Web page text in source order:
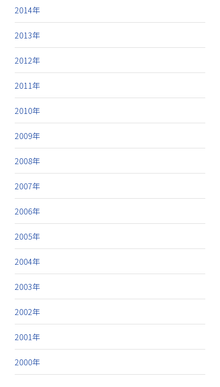
2014年
2013年
2012年
2011年
2010年
2009年
2008年
2007年
2006年
2005年
2004年
2003年
2002年
2001年
2000年